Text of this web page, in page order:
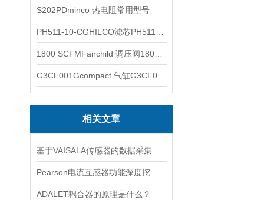
S202PDminco 热电阻常用型号
相关文章
ADALET耦合器的原理是什么？